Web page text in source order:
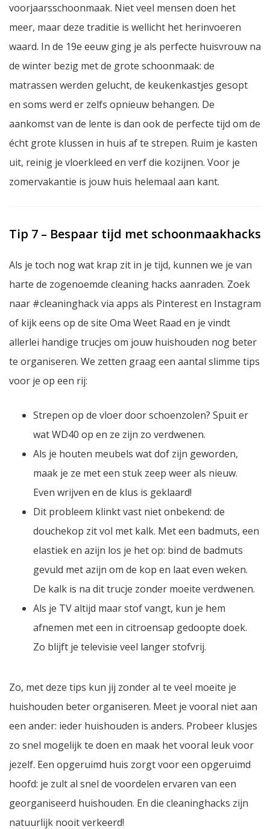
voorjaarsschoonmaak. Niet veel mensen doen het
meer, maar deze traditie is wellicht het herinvoeren
waard. In de 19e eeuw ging je als perfecte huisvrouw na
de winter bezig met de grote schoonmaak: de
matrassen werden gelucht, de keukenkastjes gesopt
en soms werd er zelfs opnieuw behangen. De
aankomst van de lente is dan ook de perfecte tijd om de
écht grote klussen in huis af te strepen. Ruim je kasten
uit, reinig je vloerkleed en verf die kozijnen. Voor je
zomervakantie is jouw huis helemaal aan kant.
Tip 7 – Bespaar tijd met schoonmaakhacks
Als je toch nog wat krap zit in je tijd, kunnen we je van
harte de zogenoemde cleaning hacks aanraden. Zoek
naar #cleaninghack via apps als Pinterest en Instagram
of kijk eens op de site Oma Weet Raad en je vindt
allerlei handige trucjes om jouw huishouden nog beter
te organiseren. We zetten graag een aantal slimme tips
voor je op een rij:
Strepen op de vloer door schoenzolen? Spuit er
wat WD40 op en ze zijn zo verdwenen.
Als je houten meubels wat dof zijn geworden,
maak je ze met een stuk zeep weer als nieuw.
Even wrijven en de klus is geklaard!
Dit probleem klinkt vast niet onbekend: de
douchekop zit vol met kalk. Met een badmuts, een
elastiek en azijn los je het op: bind de badmuts
gevuld met azijn om de kop en laat even weken.
De kalk is na dit trucje zonder moeite verdwenen.
Als je TV altijd maar stof vangt, kun je hem
afnemen met een in citroensap gedoopte doek.
Zo blijft je televisie veel langer stofvrij.
Zo, met deze tips kun jij zonder al te veel moeite je
huishouden beter organiseren. Meet je vooral niet aan
een ander: ieder huishouden is anders. Probeer klusjes
zo snel mogelijk te doen en maak het vooral leuk voor
jezelf. Een opgeruimd huis zorgt voor een opgeruimd
hoofd: je zult al snel de voordelen ervaren van een
georganiseerd huishouden. En die cleaninghacks zijn
natuurlijk nooit verkeerd!